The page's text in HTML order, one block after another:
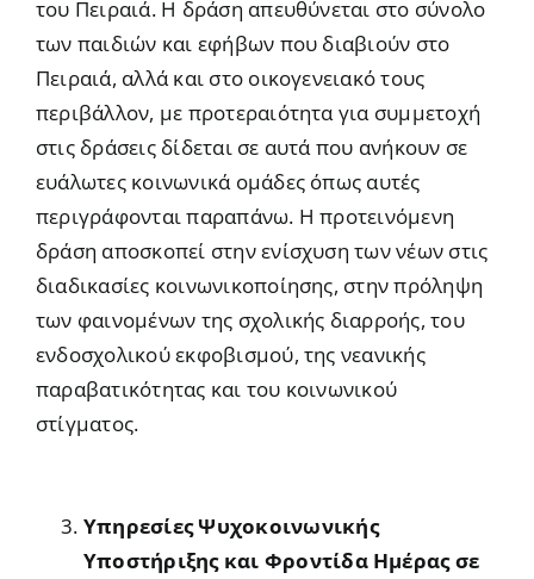
του Πειραιά. Η δράση απευθύνεται στο σύνολο
των παιδιών και εφήβων που διαβιούν στο
Πειραιά, αλλά και στο οικογενειακό τους
περιβάλλον, με προτεραιότητα για συμμετοχή
στις δράσεις δίδεται σε αυτά που ανήκουν σε
ευάλωτες κοινωνικά ομάδες όπως αυτές
περιγράφονται παραπάνω. Η προτεινόμενη
δράση αποσκοπεί στην ενίσχυση των νέων στις
διαδικασίες κοινωνικοποίησης, στην πρόληψη
των φαινομένων της σχολικής διαρροής, του
ενδοσχολικού εκφοβισμού, της νεανικής
παραβατικότητας και του κοινωνικού
στίγματος.
Υπηρεσίες Ψυχοκοινωνικής
Υποστήριξης και Φροντίδα Hμέρας σε